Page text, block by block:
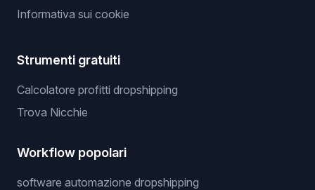
Informativa sui cookie
Strumenti gratuiti
Calcolatore profitti dropshipping
Trova Nicchie
Workflow popolari
software automazione dropshipping